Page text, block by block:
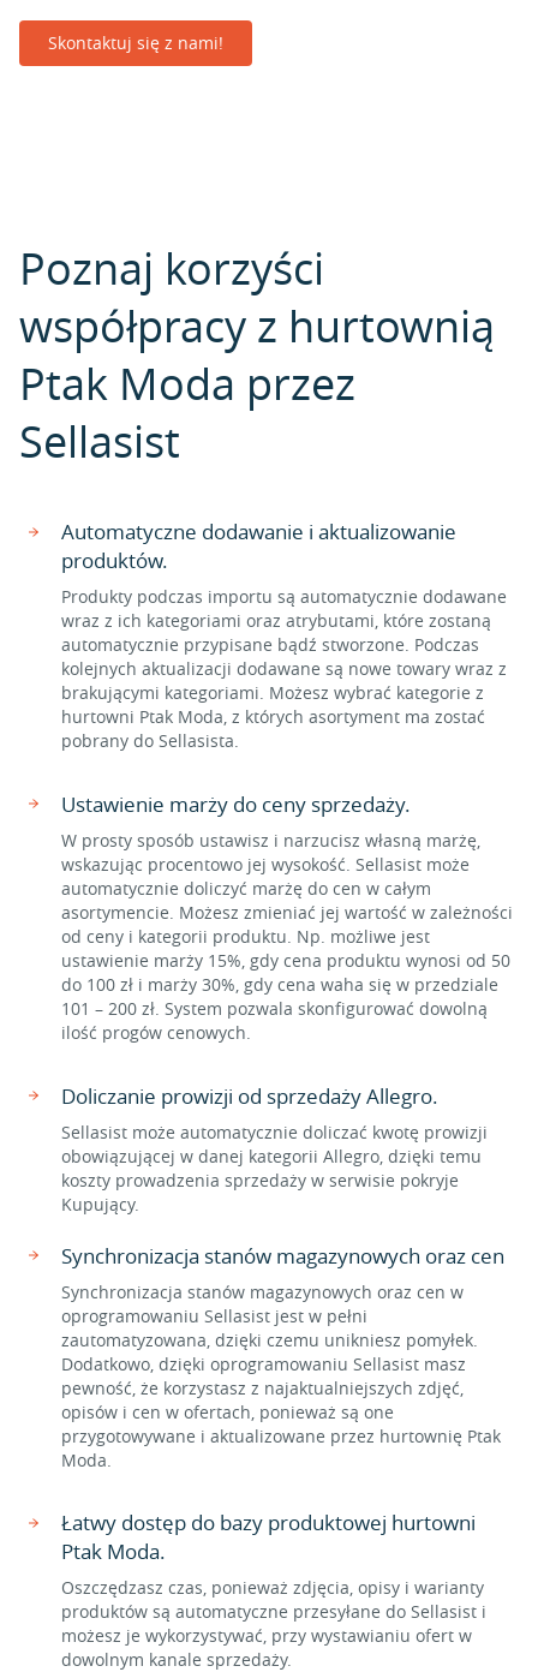
Skontaktuj się z nami!
Poznaj korzyści
współpracy z hurtownią
Ptak Moda przez
Sellasist
Automatyczne dodawanie i aktualizowanie
produktów.
Produkty podczas importu są automatycznie dodawane
wraz z ich kategoriami oraz atrybutami, które zostaną
automatycznie przypisane bądź stworzone. Podczas
kolejnych aktualizacji dodawane są nowe towary wraz z
brakującymi kategoriami. Możesz wybrać kategorie z
hurtowni Ptak Moda, z których asortyment ma zostać
pobrany do Sellasista.
Ustawienie marży do ceny sprzedaży.
W prosty sposób ustawisz i narzucisz własną marżę,
wskazując procentowo jej wysokość. Sellasist może
automatycznie doliczyć marżę do cen w całym
asortymencie. Możesz zmieniać jej wartość w zależności
od ceny i kategorii produktu. Np. możliwe jest
ustawienie marży 15%, gdy cena produktu wynosi od 50
do 100 zł i marży 30%, gdy cena waha się w przedziale
101 – 200 zł. System pozwala skonfigurować dowolną
ilość progów cenowych.
Doliczanie prowizji od sprzedaży Allegro.
Sellasist może automatycznie doliczać kwotę prowizji
obowiązującej w danej kategorii Allegro, dzięki temu
koszty prowadzenia sprzedaży w serwisie pokryje
Kupujący.
Synchronizacja stanów magazynowych oraz cen
Synchronizacja stanów magazynowych oraz cen w
oprogramowaniu Sellasist jest w pełni
zautomatyzowana, dzięki czemu unikniesz pomyłek.
Dodatkowo, dzięki oprogramowaniu Sellasist masz
pewność, że korzystasz z najaktualniejszych zdjęć,
opisów i cen w ofertach, ponieważ są one
przygotowywane i aktualizowane przez hurtownię Ptak
Moda.
Łatwy dostęp do bazy produktowej hurtowni
Ptak Moda.
Oszczędzasz czas, ponieważ zdjęcia, opisy i warianty
produktów są automatyczne przesyłane do Sellasist i
możesz je wykorzystywać, przy wystawianiu ofert w
dowolnym kanale sprzedaży.